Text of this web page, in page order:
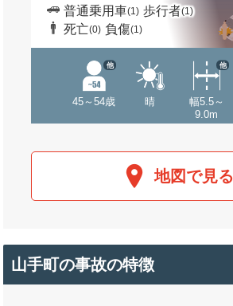
普通乗用車(1) 歩行者(1)
死亡(0) 負傷(1)
45～54歳
他
晴
幅5.5～
9.0m
他
地図で見る
山手町の事故の特徴